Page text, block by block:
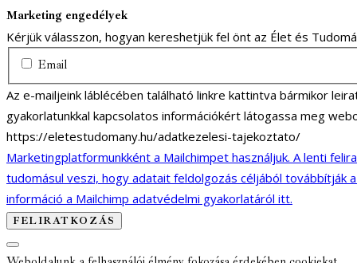
Marketing engedélyek
Kérjük válasszon, hogyan kereshetjük fel önt az Élet és
Email
Az e-mailjeink láblécében található linkre kattintva bármikor
gyakorlatunkkal kapcsolatos információkért látogassa meg
https://eletestudomany.hu/adatkezelesi-tajekoztato/
Marketingplatformunkként a Mailchimpet használjuk. A lenti
tudomásul veszi, hogy adatait feldolgozás céljából továbbítják
információ a Mailchimp adatvédelmi gyakorlatáról itt.